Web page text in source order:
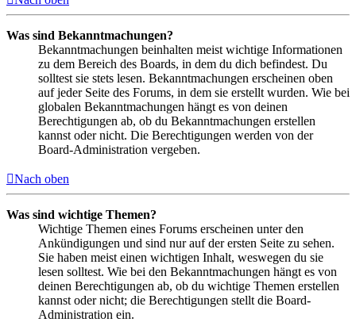
Was sind Bekanntmachungen?
Bekanntmachungen beinhalten meist wichtige Informationen
zu dem Bereich des Boards, in dem du dich befindest. Du
solltest sie stets lesen. Bekanntmachungen erscheinen oben
auf jeder Seite des Forums, in dem sie erstellt wurden. Wie bei
globalen Bekanntmachungen hängt es von deinen
Berechtigungen ab, ob du Bekanntmachungen erstellen
kannst oder nicht. Die Berechtigungen werden von der
Board-Administration vergeben.
Nach oben
Was sind wichtige Themen?
Wichtige Themen eines Forums erscheinen unter den
Ankündigungen und sind nur auf der ersten Seite zu sehen.
Sie haben meist einen wichtigen Inhalt, weswegen du sie
lesen solltest. Wie bei den Bekanntmachungen hängt es von
deinen Berechtigungen ab, ob du wichtige Themen erstellen
kannst oder nicht; die Berechtigungen stellt die Board-
Administration ein.